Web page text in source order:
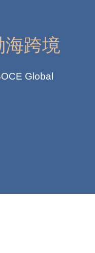
海跨境
Global